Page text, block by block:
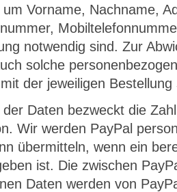
Vorname, Nachname,
notwendig sind. Zur
solche
der jeweiligen Bestellung
Daten bezweckt die
Wir werden PayPal
übermitteln, wenn ein
ist. Die zwischen
Daten werden von